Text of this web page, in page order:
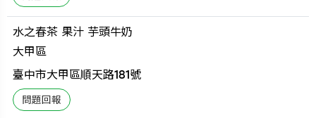
水之春茶 果汁 芋頭牛奶
大甲區
臺中市大甲區順天路181號